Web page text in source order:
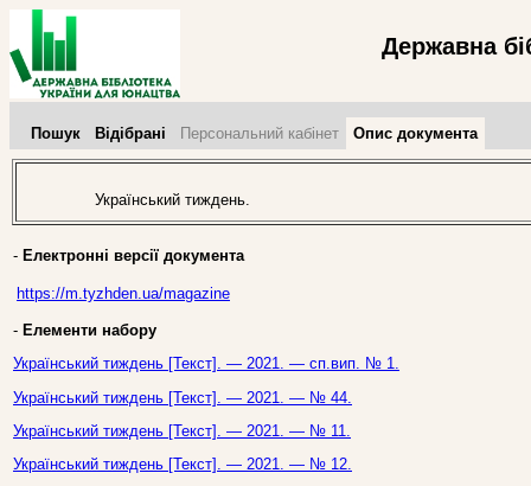
Державна
Пошук Відібрані Персональний кабінет Опис документа
Український тиждень.
- Електронні версії документа
https://m.tyzhden.ua/magazine
- Елементи набору
Український тиждень [Текст]. — 2021. — сп.вип. № 1.
Український тиждень [Текст]. — 2021. — № 44.
Український тиждень [Текст]. — 2021. — № 11.
Український тиждень [Текст]. — 2021. — № 12.